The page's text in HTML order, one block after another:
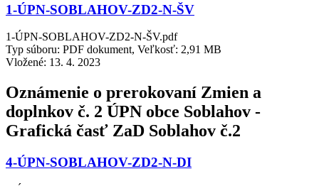
1-ÚPN-SOBLAHOV-ZD2-N-ŠV
1-ÚPN-SOBLAHOV-ZD2-N-ŠV.pdf
Typ súboru: PDF dokument, Veľkosť: 2,91 MB
Vložené: 13. 4. 2023
Oznámenie o prerokovaní Zmien a
doplnkov č. 2 ÚPN obce Soblahov -
Grafická časť ZaD Soblahov č.2
4-ÚPN-SOBLAHOV-ZD2-N-DI